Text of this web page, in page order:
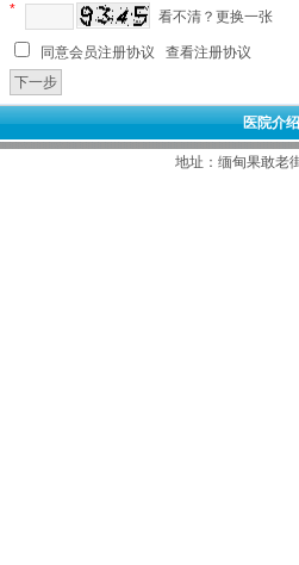
* 看不清？更换一张
同意会员注册协议 查看注册协议
医院介绍
地址：缅甸果敢老